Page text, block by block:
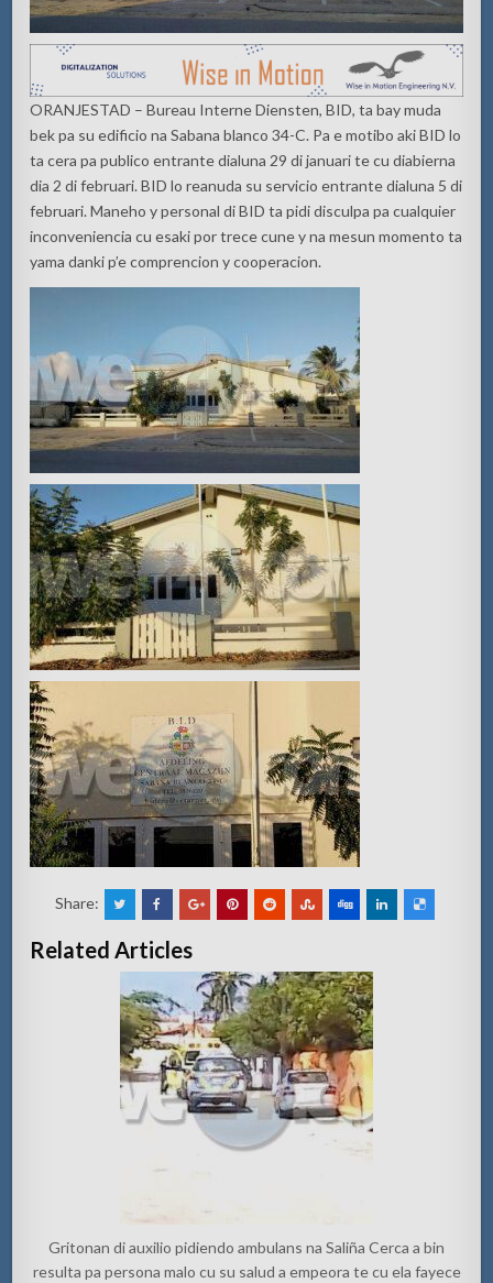
ORANJESTAD – Bureau Interne Diensten, BID, ta bay muda
bek pa su edificio na Sabana blanco 34-C. Pa e motibo aki BID lo
ta cera pa publico entrante dialuna 29 di januari te cu diabierna
dia 2 di februari. BID lo reanuda su servicio entrante dialuna 5 di
februari. Maneho y personal di BID ta pidi disculpa pa cualquier
inconveniencia cu esaki por trece cune y na mesun momento ta
yama danki p’e comprencion y cooperacion.
Share:
Related Articles
Gritonan di auxilio pidiendo ambulans na Saliña Cerca a bin
resulta pa persona malo cu su salud a empeora te cu ela fayece